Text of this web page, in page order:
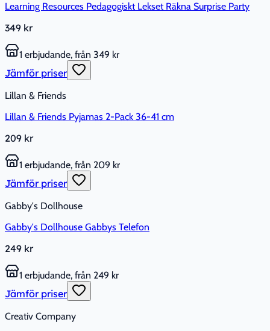
Learning Resources Pedagogiskt Lekset Räkna Surprise Party
349 kr
1 erbjudande, från 349 kr
Jämför priser
Lillan & Friends
Lillan & Friends Pyjamas 2-Pack 36-41 cm
209 kr
1 erbjudande, från 209 kr
Jämför priser
Gabby's Dollhouse
Gabby's Dollhouse Gabbys Telefon
249 kr
1 erbjudande, från 249 kr
Jämför priser
Creativ Company